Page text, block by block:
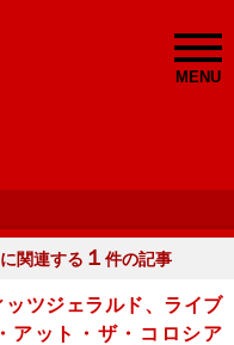
MENU
に関連する １ 件の記事
ッツジェラルド、ライブ
アット・ザ・コロシア